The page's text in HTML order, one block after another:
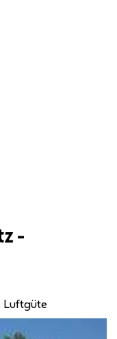
-
Luftgüte